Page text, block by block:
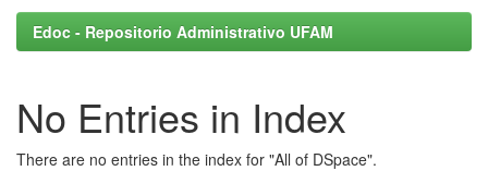
Edoc - Repositorio Administrativo UFAM
No Entries in Index
There are no entries in the index for "All of DSpace".